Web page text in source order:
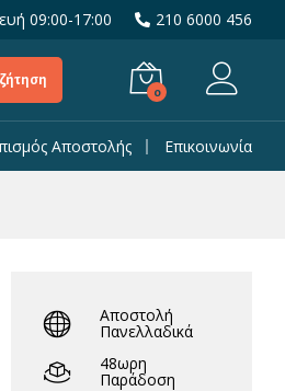
09:00-17:00 210 6000 456
0
Αποστολής Επικοινωνία
Αποστολή
Πανελλαδικά
48ωρη
Παράδοση
4,90€